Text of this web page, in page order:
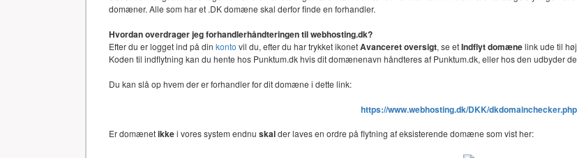
domæner. Alle som har et .DK domæne skal derfor finde en forhandler.
Hvordan overdrager jeg forhandlerhåndteringen til webhosting.dk?
Efter du er logget ind på din konto vil du, efter du har trykket ikonetAvanceret oversigt, se etIndflyt domænelink ude til
Koden til indflytning kan du hente hos Punktum.dk hvis dit domænenavn håndteres af Punktum.dk, eller hos den udbyder
Du kan slå op hvem der er forhandler for dit domæne i dette link:
https://www.webhosting.dk/DKK/dkdomainchecker.php
Er domænetikkei vores system endnu skalder laves en ordre på flytning af eksisterende domæne som vist her: